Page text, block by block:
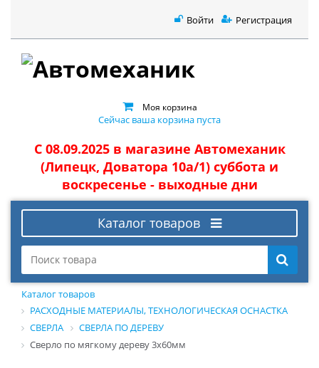
Войти Регистрация
Моя корзина
Сейчас ваша корзина пуста
С 08.09.2025 в магазине Автомеханик
(Липецк, Доватора 10а/1) суббота и
воскресенье - выходные дни
Каталог товаров
Каталог товаров
РАСХОДНЫЕ МАТЕРИАЛЫ, ТЕХНОЛОГИЧЕСКАЯ ОСНАСТКА
СВЕРЛА
СВЕРЛА ПО ДЕРЕВУ
Сверло по мягкому дереву 3х60мм